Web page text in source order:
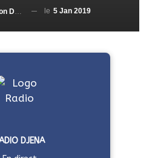
le 5 Jan 2019
DJENA